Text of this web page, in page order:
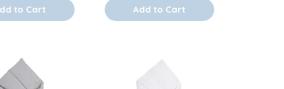
to Cart Add to Cart